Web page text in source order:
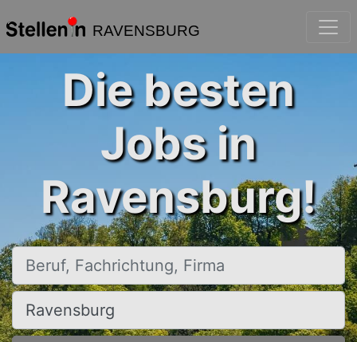
RAVENSBURG
Die besten
Jobs in
Ravensburg!
Beruf, Fachrichtung, Firma
Ort, Stadt